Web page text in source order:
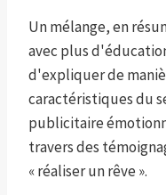
Un mélange, en
avec plus
d'expliquer de
caractéristiques du
publicitaire
travers des
« réaliser un rêve ».